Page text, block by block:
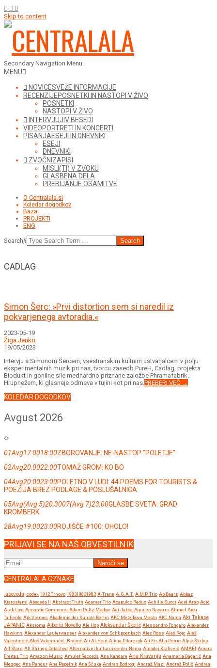
Skip to content
Secondary Navigation Menu
MENU
NOVICESVEŽE INFORMACIJE
RECENZIJEPOSNETKI IN NASTOPI V ŽIVO
POSNETKI
NASTOPI V ŽIVO
INTERVJUJI V BESEDI
VIDEOPORTRETI IN KONCERTI
PISANJAESEJI IN DNEVNIKI
ESEJI
DNEVNIKI
ZVOČNI ZAPISI
MISLI(TI) V ZVOKU
GLASBENA DELA
PREBIJANJE OSAMITVE
O Centralala.si
Koledar dogodkov
Baza
PROJEKTI
ENG
Search
CADLAG
Simon Šerc: »Prvi distortion sem si naredil iz
pokvarjenega avtoradia.«
2023-05-19
Žiga Jenko
19/05/2023
Intervju s Simonom Šercem, vsestranskim kultnim ustvarjalcem v polju
eksperimentalnih muzik pri nas, tvorcu zasedb PureH, Cadlag, projekta
Biodukt in gonilne sile mednardno priznane založbe Phramafabrik.
Hrupnežem, ki glasneje odmeva v tujini kot pri nas. PREBERI VEČ →
KOLEDAR DOGODKOV
Avgust 2026
01Avg17:0018:00ZBOROVANJE: NE-NASTOP ''POLETJE''
02Avg20:0022:00TOMAŽ GROM: KO BO
04Avg20:0023:00POLETNO V LUDI: 44 POEMS FOR TOURISTS &
POEZIJA BREZ PODLAGE & POSLUŠALNICA
05Avg(Avg 5)20:3007(Avg 7)23:00GLASBE SVETA: GRAD
KROMBERK
28Avg19:0023:00ROJIŠČE #100: OHOLO!
PRIJAVI SE NA NAŠ OBVESTILNIK
CENTRALALA OZNAKE
.abeceda .codex 1912 Trnovo 198319831983 A-Trane A.G.A.T. A.M.P. Trio Ab Baars Abbas
Kiarostami Abeceda II Abstract Truth Acamar Trio Acapulco Redux Achille Succi Acid Arab Acid
Arab Live Acoustic Commons Adam Pultz Melbye Adi Jakša Aguiles Navarro Ahmed Aida
Talliente Ajk Vremec Akademie der Künste Berlin AKC Metelkova Mesto AKC Nama Aki Takase
JAPANIC Aksioma Alberto Novello Ale Hop Aleksandar Škorić Alessandro Fongaro Alexander
Hawkins Alexander Lauterwasser Alexander von Schlippenbach Alex Ross Aleš Rojc Aleš
Valentinčič Aleš Valentinčič- Brdonč Ali Al-Hout Alicia Pilarczyk Ali En Alja Petric Aljaž Škrlep
All Stars All Strings Detached Alternativni kulturni center Nama Amadej Kraljevič AMAEI Amaro
Freitas Trio Amazon Music Amulet Records Ana Kandare Ana Kravanja Anamaria Bagarić Ana
Mezgec Ana Pandur Ana Pepelnik Ana Ščuka Andras Bodrogi Andraž Mazi Andraž Polič Andrea